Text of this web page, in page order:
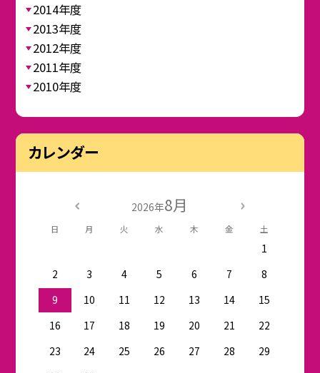
2014年度
2013年度
2012年度
2011年度
2010年度
カレンダー
2026年8月
日 月 火 水 木 金 土
1
2
3 4 5 6 7
8
9
10 11 12 13 14
15
16
17 18 19 20 21
22
23
24 25 26 27 28
29